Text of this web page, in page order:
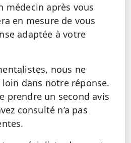
médecin après vous
en mesure de vous
adaptée à votre
nous ne
dans notre réponse.
prendre un second avis
consulté n’a pas